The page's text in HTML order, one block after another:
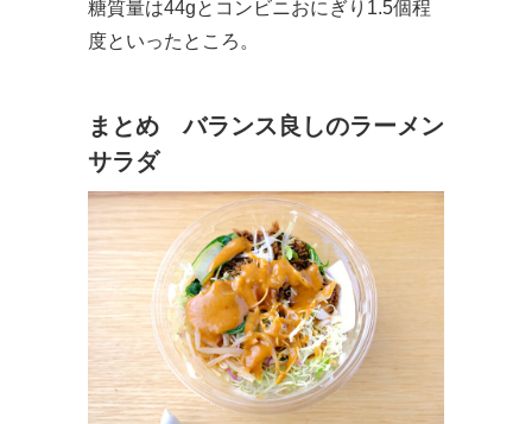
糖質量は44gとコンビニおにぎり1.5個程
度といったところ。
まとめ バランス良しのラーメン
サラダ